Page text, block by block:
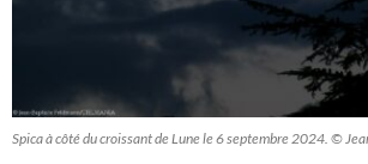
Spica à côté du croissant de Lune le 6 septembre 2024. ©